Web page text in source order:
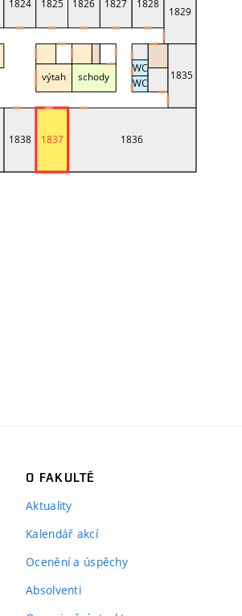
O FAKULTĚ
Aktuality
Kalendář akcí
Ocenění a úspěchy
Absolventi